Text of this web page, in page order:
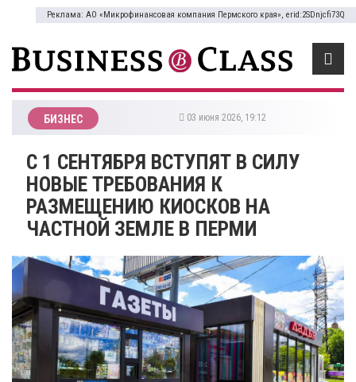
Реклама: АО «Микрофинансовая компания Пермского края», erid:2SDnjcfi73Q
БИЗНЕС 03 июня 2026, 19:12
​С 1 СЕНТЯБРЯ ВСТУПЯТ В СИЛУ
НОВЫЕ ТРЕБОВАНИЯ К
РАЗМЕЩЕНИЮ КИОСКОВ НА
ЧАСТНОЙ ЗЕМЛЕ В ПЕРМИ